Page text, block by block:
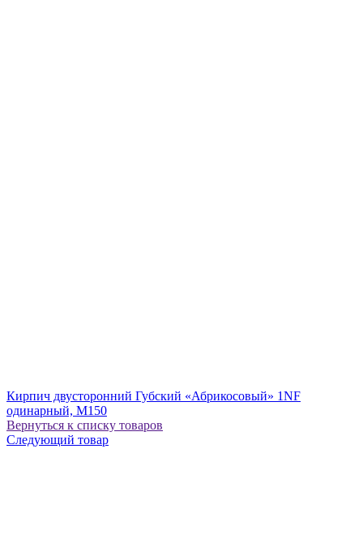
Кирпич двусторонний Губский «Абрикосовый» 1NF
одинарный, М150
Вернуться к списку товаров
Следующий товар